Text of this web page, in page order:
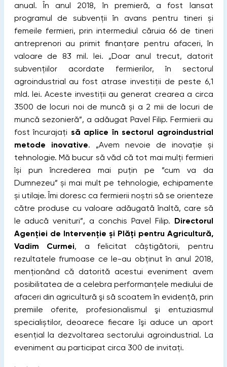
anual. În anul 2018, în premieră, a fost lansat
programul de subvenții în avans pentru tineri și
femeile fermieri, prin intermediul căruia 66 de tineri
antreprenori au primit finanțare pentru afaceri, în
valoare de 83 mil. lei. „Doar anul trecut, datorit
subvențiilor acordate fermierilor, în sectorul
agroindustrial au fost atrase investiții de peste 6,1
mld. lei. Aceste investiții au generat crearea a circa
3500 de locuri noi de muncă și a 2 mii de locuri de
muncă sezonieră”, a adăugat Pavel Filip. Fermierii au
fost încurajați să aplice în sectorul agroindustrial
metode inovative. „Avem nevoie de inovație și
tehnologie. Mă bucur să văd că tot mai mulți fermieri
își pun încrederea mai puțin pe ”cum va da
Dumnezeu” și mai mult pe tehnologie, echipamente
și utilaje. Îmi doresc ca fermierii noștri să se orienteze
către produse cu valoare adăugată înaltă, care să
le aducă venituri”, a conchis Pavel Filip. Directorul
Agenției de Intervenție și Plăți pentru Agricultură,
Vadim Curmei, a felicitat câștigătorii, pentru
rezultatele frumoase ce le-au obținut în anul 2018,
menționând că datorită acestui eveniment avem
posibilitatea de a celebra performanțele mediului de
afaceri din agricultură şi să scoatem în evidență, prin
premiile oferite, profesionalismul şi entuziasmul
specialiștilor, deoarece fiecare îşi aduce un aport
esențial la dezvoltarea sectorului agroindustrial. La
eveniment au participat circa 300 de invitați.